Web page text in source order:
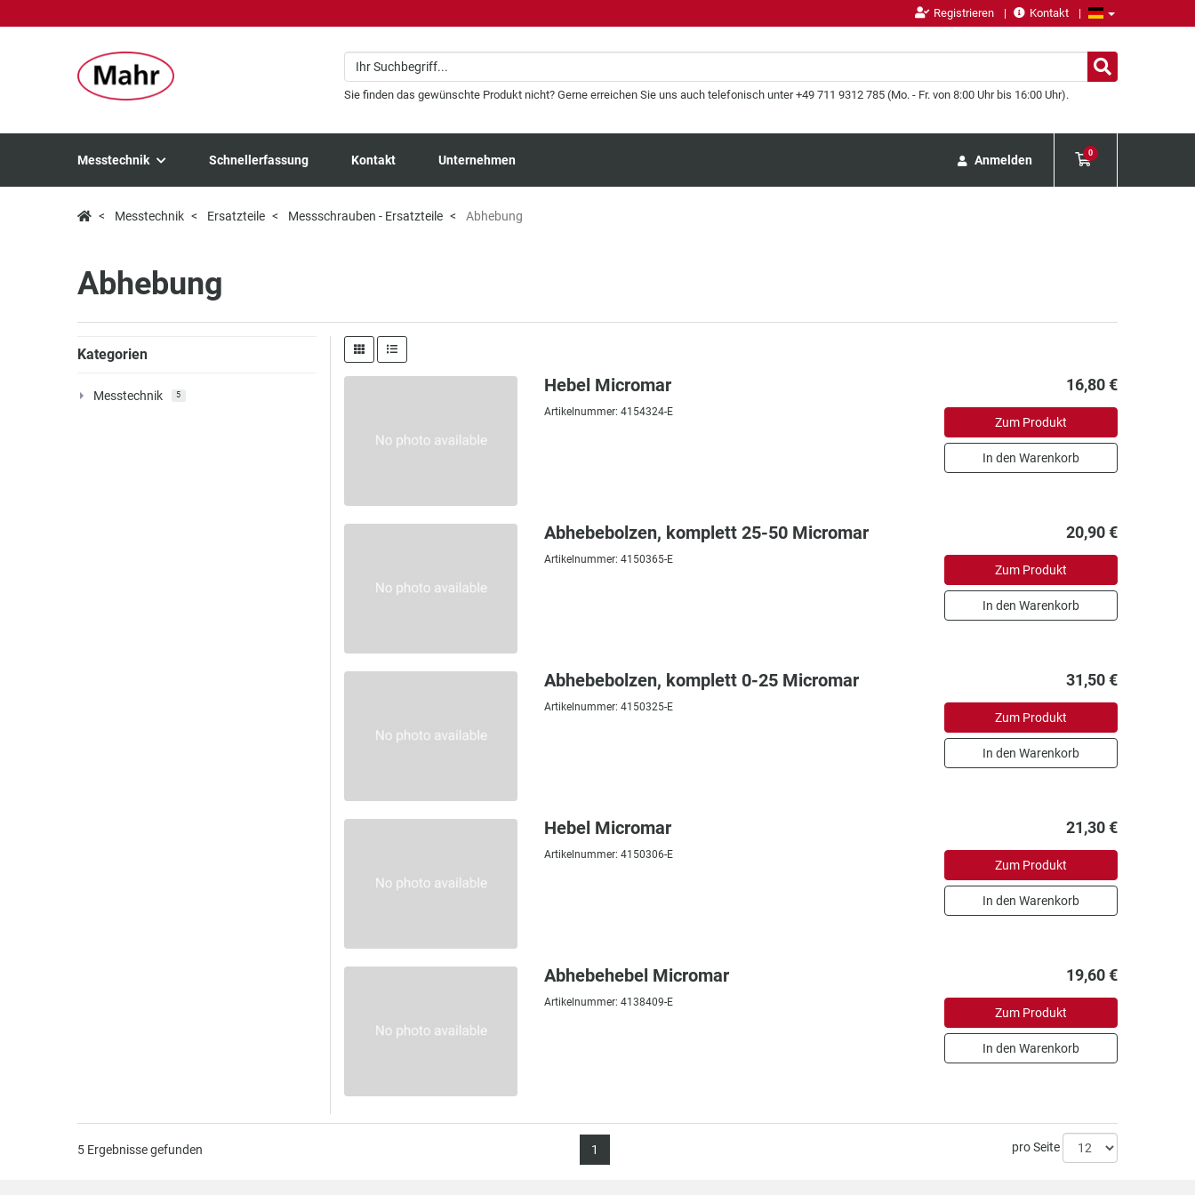
Registrieren Kontakt
Sie finden das gewünschte Produkt nicht? Gerne erreichen Sie uns auch telefonisch unter +49 711 9312 785 (Mo. - Fr. von 8:00 Uhr bis 16:00 Uhr).
Messtechnik Schnellerfassung Kontakt Unternehmen 0
Anmelden
Messtechnik Ersatzteile Messschrauben - Ersatzteile Abhebung
Abhebung
Kategorien
Messtechnik 5 Hebel Micromar
Artikelnummer: 4154324-E
16,80 €
Zum Produkt
In den Warenkorb
Abhebebolzen, komplett 25-50 Micromar
Artikelnummer: 4150365-E
20,90 €
Zum Produkt
In den Warenkorb
Abhebebolzen, komplett 0-25 Micromar
Artikelnummer: 4150325-E
31,50 €
Zum Produkt
In den Warenkorb
Hebel Micromar
Artikelnummer: 4150306-E
21,30 €
Zum Produkt
In den Warenkorb
Abhebehebel Micromar
Artikelnummer: 4138409-E
19,60 €
Zum Produkt
In den Warenkorb
5 Ergebnisse gefunden 1 pro Seite